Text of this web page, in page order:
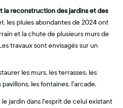
la reconstruction des jardins et des
les pluies abondantes de 2024 ont
et la chute de plusieurs murs de
travaux sont envisagés sur un
les murs, les terrasses, les
pavillons, les fontaines, l'arcade.
jardin dans l'esprit de celui existant